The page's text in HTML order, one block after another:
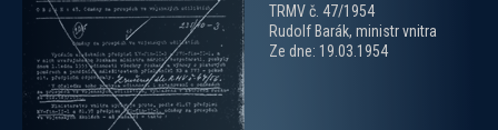
TRMV č. 47/1954
Rudolf Barák, ministr vnitra
Ze dne: 19.03.1954
zobrazit PDF dokument